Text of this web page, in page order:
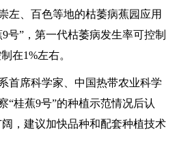
左、百色等地的枯萎病蕉园应用
号”，第一代枯萎病发生率可控制
在1%左右。
席科学家、中国热带农业科学
“桂蕉9号”的种植示范情况后认
，建议加快品种和配套种植技术